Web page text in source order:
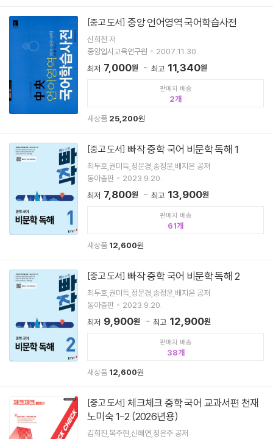
[중고 도서] 중앙 언어영역 국어학습사전
신희천 저
중앙입시교육연구원
2007.11.30.
최저 7,000원 최고 11,340원
판매자 배송
2
새상품 25,200원
[중고 도서] 빠작 중학 국어 비문학 독해 1
최두호,권미득,정문경,송정윤,배지은 공저
동아출판
2023.9.20.
최저 7,800원 최고 13,900원
판매자 배송
61
새상품 12,600원
[중고 도서] 빠작 중학 국어 비문학 독해 2
최두호,권미득,정문경,송정윤,배지은 공저
동아출판
2023.9.20.
최저 9,900원 최고 12,900원
판매자 배송
38
새상품 12,600원
[중고 도서]
노미숙 1-2 (2026년용)
김희진,복주현,신해연,정은주 공저